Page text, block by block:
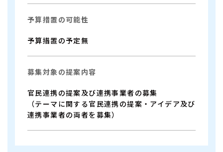
予算措置の可能性
予算措置の予定無
募集対象の提案内容
官民連携の提案及び連携事業者の募集
（テーマに関する官民連携の提案・アイデア及び
連携事業者の両者を募集）